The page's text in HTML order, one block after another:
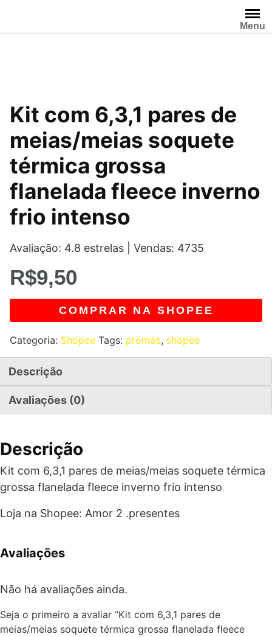
o
Menu
Kit com 6,3,1 pares de
meias/meias soquete
térmica grossa
flanelada fleece inverno
frio intenso
Avaliação: 4.8 estrelas | Vendas: 4735
R$9,50
COMPRAR NA SHOPEE
Categoria: Shopee Tags: promos, shopee
Descrição
Avaliações (0)
Descrição
Kit com 6,3,1 pares de meias/meias soquete térmica
grossa flanelada fleece inverno frio intenso
Loja na Shopee: Amor 2 .presentes
Avaliações
Não há avaliações ainda.
Seja o primeiro a avaliar “Kit com 6,3,1 pares de
meias/meias soquete térmica grossa flanelada fleece